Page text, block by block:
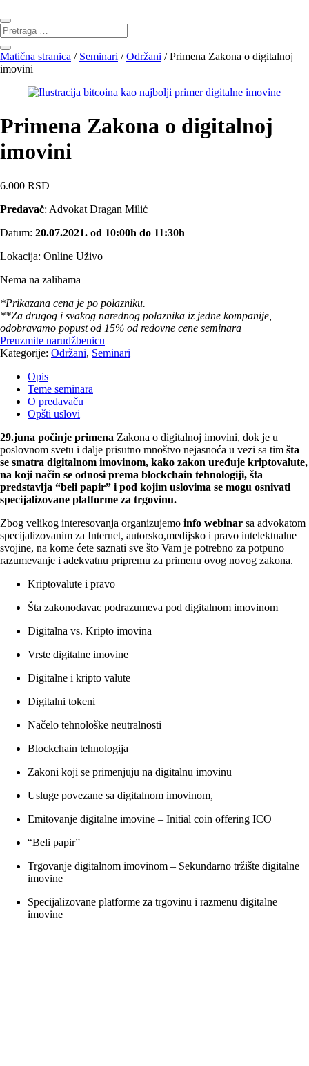
Matična stranica / Seminari /Održani / Primena Zakona o digitalnoj
imovini
Primena Zakona o digitalnoj
imovini
6.000 RSD
Predavač: Advokat Dragan Milić
Datum: 20.07.2021. od 10:00h do 11:30h
Lokacija: Online Uživo
Nema na zalihama
*Prikazana cena je po polazniku.
**Za drugog i svakog narednog polaznika iz jedne kompanije,
odobravamo popust od 15% od redovne cene seminara
Preuzmite narudžbenicu
Kategorije: Održani, Seminari
Opis
Teme seminara
O predavaču
Opšti uslovi
29.juna počinje primena Zakona o digitalnoj imovini, dok je u
poslovnom svetu i dalje prisutno mnoštvo nejasnoća u vezi sa tim šta
se smatra digitalnom imovinom, kako zakon uređuje kriptovalute,
na koji način se odnosi prema blockchain tehnologiji, šta
predstavlja “beli papir” i pod kojim uslovima se mogu osnivati
specijalizovane platforme za trgovinu.
Zbog velikog interesovanja organizujemo info webinar sa advokatom
specijalizovanim za Internet, autorsko,medijsko i pravo intelektualne
svojine, na kome ćete saznati sve što Vam je potrebno za potpuno
razumevanje i adekvatnu pripremu za primenu ovog novog zakona.
Kriptovalute i pravo
Šta zakonodavac podrazumeva pod digitalnom imovinom
Digitalna vs. Kripto imovina
Vrste digitalne imovine
Digitalne i kripto valute
Digitalni tokeni
Načelo tehnološke neutralnosti
Blockchain tehnologija
Zakoni koji se primenjuju na digitalnu imovinu
Usluge povezane sa digitalnom imovinom,
Emitovanje digitalne imovine – Initial coin offering ICO
“Beli papir”
Trgovanje digitalnom imovinom – Sekundarno tržište digitalne
imovine
Specijalizovane platforme za trgovinu i razmenu digitalne
imovine